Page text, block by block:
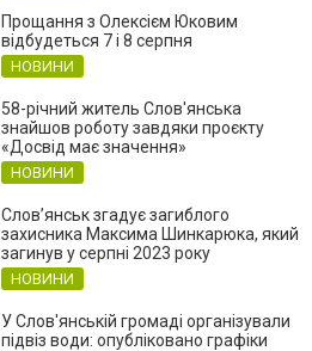
Прощання з Олексієм Юковим
відбудеться 7 і 8 серпня
НОВИНИ
58-річний житель Слов'янська
знайшов роботу завдяки проєкту
«Досвід має значення»
НОВИНИ
Слов’янськ згадує загиблого
захисника Максима Шинкарюка, який
загинув у серпні 2023 року
НОВИНИ
У Слов'янській громаді організували
підвіз води: опубліковано графіки